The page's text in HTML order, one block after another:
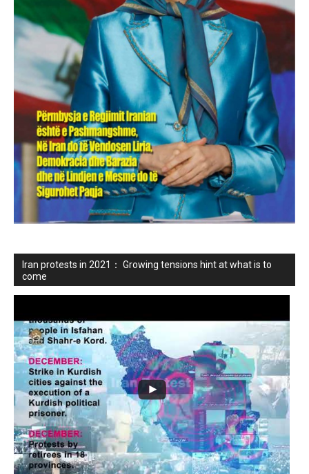
Iran protests in 2021： Growing tensions hint at what is to
come